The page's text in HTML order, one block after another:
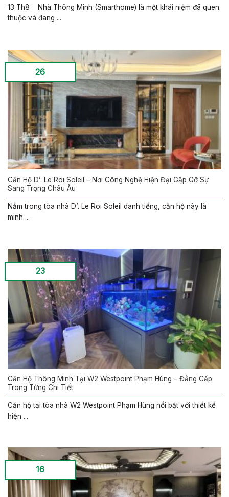
13 Th8 Nhà Thông Minh (Smarthome) là một khái niệm đã quen
thuộc và đang ...
Căn Hộ D’. Le Roi Soleil – Nơi Công Nghệ Hiện Đại Gặp Gỡ Sự
Sang Trọng Châu Âu
Nằm trong tòa nhà D’. Le Roi Soleil danh tiếng, căn hộ này là
minh ...
26
Căn Hộ Thông Minh Tại W2 Westpoint Phạm Hùng – Đẳng Cấp
Trong Từng Chi Tiết
Căn hộ tại tòa nhà W2 Westpoint Phạm Hùng nổi bật với thiết kế
hiện ...
23
16